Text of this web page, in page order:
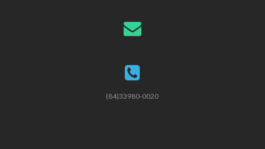
(84)33980-0020